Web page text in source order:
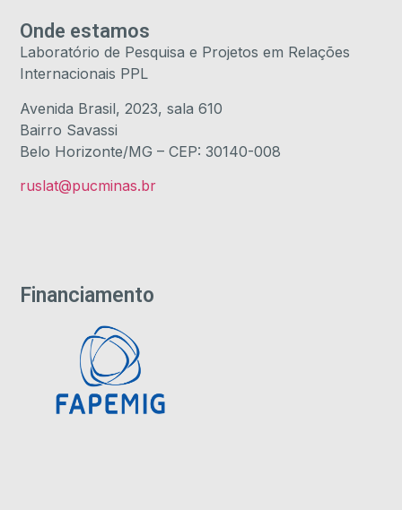
Financiamento
Onde estamos
Laboratório de Pesquisa e Projetos em Relações
Internacionais PPL
Avenida Brasil, 2023, sala 610
Bairro Savassi
Belo Horizonte/MG – CEP: 30140-008
ruslat@pucminas.br